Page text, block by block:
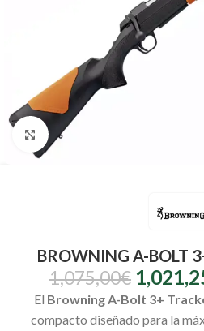
Clic para ampliar
BROWNING A-BOLT
1,075,00€
El Browning A-Bolt 3+
compacto diseñado para la